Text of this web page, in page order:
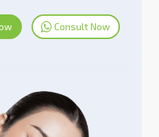
Consult Now